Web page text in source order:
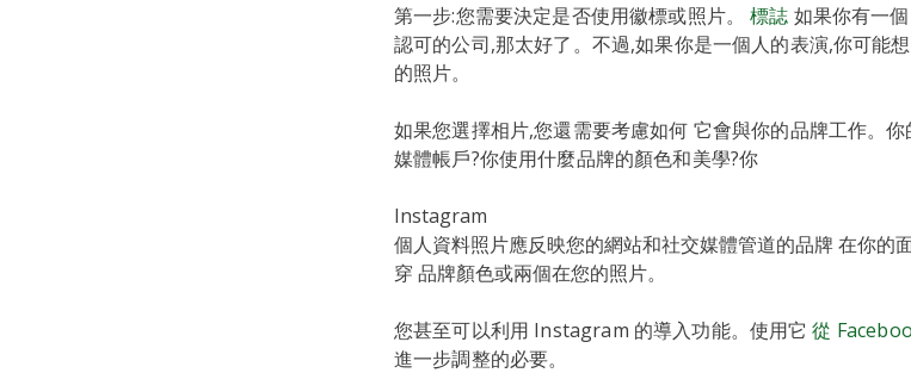
第一步:您需要決定是否使用徽標或照片。標誌 如果你有一
認可的公司,那太好了。不過,如果你是一個人的表演,你可能
的照片。
如果您選擇相片,您還需要考慮如何 它會與你的品牌工作。
媒體帳戶?你使用什麼品牌的顏色和美學?你
Instagram
個人資料照片應反映您的網站和社交媒體管道的品牌 在你的
穿 品牌顏色或兩個在您的照片。
您甚至可以利用 Instagram 的導入功能。使用它從
進一步調整的必要。